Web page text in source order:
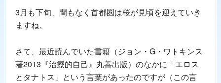
3月も下旬、間もなく首都圏は桜が見頃を迎えていき
ますね。
さて、最近読んでいた書籍（ジョン・G・ワトキンス
著2013『治療的自己』丸善出版）のなかに「エロス
とタナトス」という言葉があったのですが（この言